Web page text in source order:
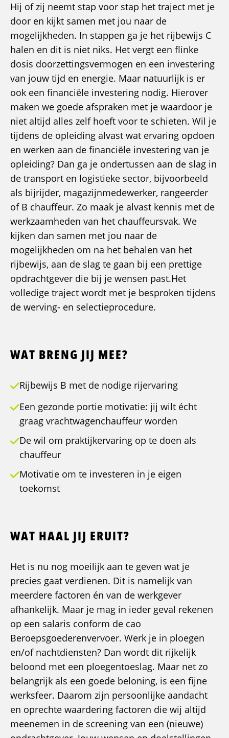
Hij of zij neemt stap voor stap het traject met je
door en kijkt samen met jou naar de
mogelijkheden. In stappen ga je het rijbewijs C
halen en dit is niet niks. Het vergt een flinke
dosis doorzettingsvermogen en een investering
van jouw tijd en energie. Maar natuurlijk is er
ook een financiële investering nodig. Hierover
maken we goede afspraken met je waardoor je
niet altijd alles zelf hoeft voor te schieten. Wil je
tijdens de opleiding alvast wat ervaring opdoen
en werken aan de financiële investering van je
opleiding? Dan ga je ondertussen aan de slag in
de transport en logistieke sector, bijvoorbeeld
als bijrijder, magazijnmedewerker, rangeerder
of B chauffeur. Zo maak je alvast kennis met de
werkzaamheden van het chauffeursvak. We
kijken dan samen met jou naar de
mogelijkheden om na het behalen van het
rijbewijs, aan de slag te gaan bij een prettige
opdrachtgever die bij je wensen past.Het
volledige traject wordt met je besproken tijdens
de werving- en selectieprocedure.
WAT BRENG JIJ MEE?
Rijbewijs B met de nodige rijervaring
Een gezonde portie motivatie: jij wilt écht
graag vrachtwagenchauffeur worden
De wil om praktijkervaring op te doen als
chauffeur
Motivatie om te investeren in je eigen
toekomst
WAT HAAL JIJ ERUIT?
Het is nu nog moeilijk aan te geven wat je
precies gaat verdienen. Dit is namelijk van
meerdere factoren én van de werkgever
afhankelijk. Maar je mag in ieder geval rekenen
op een salaris conform de cao
Beroepsgoederenvervoer. Werk je in ploegen
en/of nachtdiensten? Dan wordt dit rijkelijk
beloond met een ploegentoeslag. Maar net zo
belangrijk als een goede beloning, is een fijne
werksfeer. Daarom zijn persoonlijke aandacht
en oprechte waardering factoren die wij altijd
meenemen in de screening van een (nieuwe)